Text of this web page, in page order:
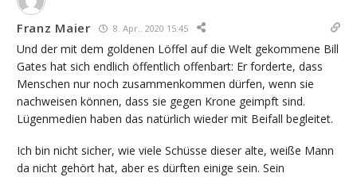
Franz Maier 8. Apr.. 2020 15:45
Und der mit dem goldenen Löffel auf die Welt gekommene Bill
Gates hat sich endlich öffentlich offenbart: Er forderte, dass
Menschen nur noch zusammenkommen dürfen, wenn sie
nachweisen können, dass sie gegen Krone geimpft sind.
Lügenmedien haben das natürlich wieder mit Beifall begleitet.
Ich bin nicht sicher, wie viele Schüsse dieser alte, weiße Mann
da nicht gehört hat, aber es dürften einige sein. Sein